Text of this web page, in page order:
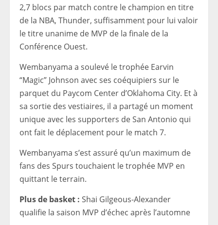
2,7 blocs par match contre le champion en titre
de la NBA, Thunder, suffisamment pour lui valoir
le titre unanime de MVP de la finale de la
Conférence Ouest.
Wembanyama a soulevé le trophée Earvin
“Magic” Johnson avec ses coéquipiers sur le
parquet du Paycom Center d’Oklahoma City. Et à
sa sortie des vestiaires, il a partagé un moment
unique avec les supporters de San Antonio qui
ont fait le déplacement pour le match 7.
Wembanyama s’est assuré qu’un maximum de
fans des Spurs touchaient le trophée MVP en
quittant le terrain.
Plus de basket : Shai Gilgeous-Alexander
qualifie la saison MVP d’échec après l’automne